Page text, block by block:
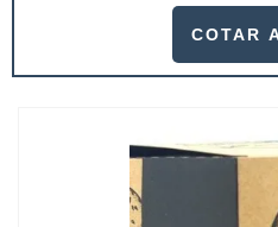
e logística adequada,
um papel de destaque muito
COTAR